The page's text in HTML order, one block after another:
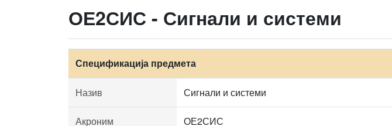
ОЕ2СИС - Сигнали и системи
Спецификација предмета
Назив Сигнали и системи
Акроним ОЕ2СИС